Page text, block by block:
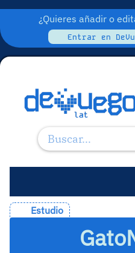
¿Quieres añadir o
Entrar en
Estudio